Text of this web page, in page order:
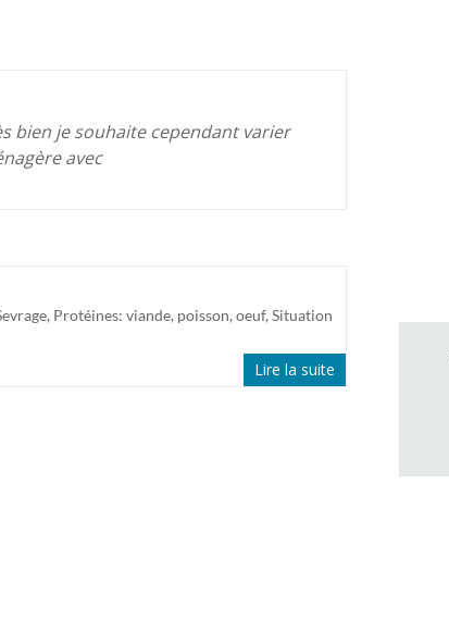
bien je souhaite cependant varier
avec
, Protéines: viande, poisson, oeuf, Situation
Lire la suite